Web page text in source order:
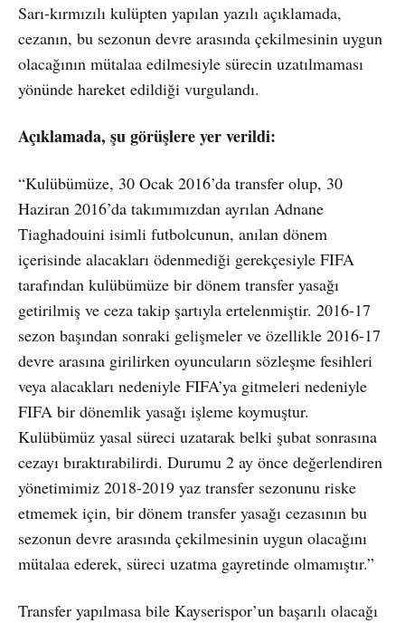
Sarı-kırmızılı kulüpten yapılan yazılı açıklamada,
cezanın, bu sezonun devre arasında çekilmesinin uygun
olacağının mütalaa edilmesiyle sürecin uzatılmaması
yönünde hareket edildiği vurgulandı.
Açıklamada, şu görüşlere yer verildi:
“Kulübümüze, 30 Ocak 2016’da transfer olup, 30
Haziran 2016’da takımımızdan ayrılan Adnane
Tiaghadouini isimli futbolcunun, anılan dönem
içerisinde alacakları ödenmediği gerekçesiyle FIFA
tarafından kulübümüze bir dönem transfer yasağı
getirilmiş ve ceza takip şartıyla ertelenmiştir. 2016-17
sezon başından sonraki gelişmeler ve özellikle 2016-17
devre arasına girilirken oyuncuların sözleşme fesihleri
veya alacakları nedeniyle FIFA’ya gitmeleri nedeniyle
FIFA bir dönemlik yasağı işleme koymuştur.
Kulübümüz yasal süreci uzatarak belki şubat sonrasına
cezayı bıraktırabilirdi. Durumu 2 ay önce değerlendiren
yönetimimiz 2018-2019 yaz transfer sezonunu riske
etmemek için, bir dönem transfer yasağı cezasının bu
sezonun devre arasında çekilmesinin uygun olacağını
mütalaa ederek, süreci uzatma gayretinde olmamıştır.”
Transfer yapılmasa bile Kayserispor’un başarılı olacağı